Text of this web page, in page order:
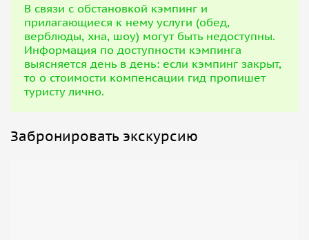
В связи с обстановкой кэмпинг и
прилагающиеся к нему услуги (обед,
верблюды, хна, шоу) могут быть недоступны.
Информация по доступности кэмпинга
выясняется день в день: если кэмпинг закрыт,
то о стоимости компенсации гид пропишет
туристу лично.
Забронировать экскурсию